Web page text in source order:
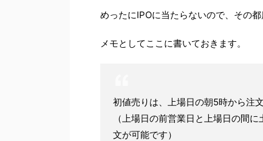
めったにIPOに当たらないので、その
メモとしてここに書いておきます。
初値売りは、上場日の朝5時から注
（上場日の前営業日と上場日の間
文が可能です）